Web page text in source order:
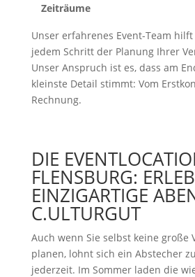
Zeiträume
Unser erfahrenes Event-Team
jedem Schritt der Planung Ihrer
Unser Anspruch ist es, dass am
kleinste Detail stimmt: Vom
Rechnung.
DIE
FLENSBURG:
EINZIGARTIGE
C.ULTURGUT
Auch wenn Sie selbst keine große
planen, lohnt sich ein Abstecher
jederzeit. Im Sommer laden die